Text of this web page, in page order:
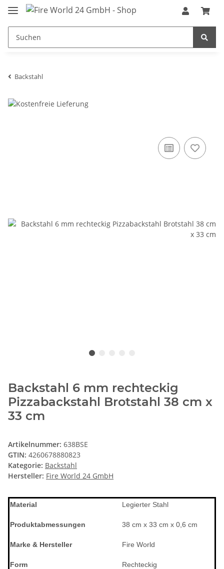
Backstahl
Backstahl 6 mm rechteckig
Pizzabackstahl Brotstahl 38 cm x
33 cm
Artikelnummer: 638BSE
GTIN: 4260678880823
Kategorie: Backstahl
Hersteller: Fire World 24 GmbH
Material Legierter Stahl
Produktabmessungen 38 cm x 33 cm x 0,6 cm
Marke & Hersteller Fire World
Form Rechteckig